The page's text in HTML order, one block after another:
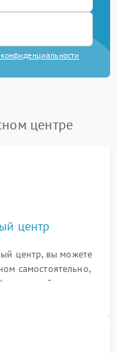
центре
центр
центр, вы можете
самостоятельно,
на сайте